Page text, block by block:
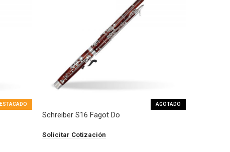
AGOTADO
Schreiber S16 Fagot Do
Solicitar Cotización